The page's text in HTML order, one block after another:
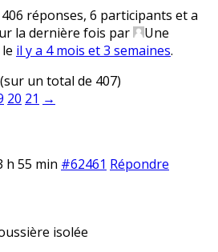
réponses, 6 participants et a
la dernière fois par
Une
le il y a 4 mois et 3 semaines.
un total de 407)
20 21 →
h 55 min #62461 Répondre
isolée